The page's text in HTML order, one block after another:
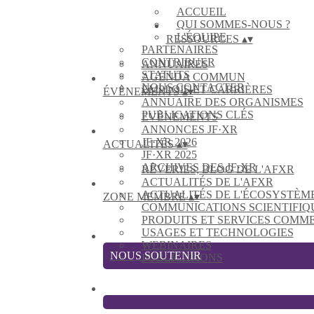
ACCUEIL
QUI SOMMES-NOUS ?
L'ÉQUIPE
PARTENAIRES
CONTRIBUER
STATUTS
NOUS CONTACTER
RESSOURCES ▴▾
ANNUAIRES
AGENDA COMMUN
EMPLOIS ET CARRIÈRES
ANNUAIRE DES ORGANISMES
PUBLICATIONS CLÉS
ÉVÈNEMENTS▴▾
EVÈNEMENTS
ANNONCES JF·XR
JF·XR 2026
JF·XR 2025
ARCHIVES DES JF·XR
ACTUALITÉS▴▾
RÊVERIES, BLOG DE L'AFXR
ACTUALITÉS DE L'AFXR
ACTUALITÉS DE
COMMUNICATIONS
PRODUITS ET SERVICES
USAGES ET TECHNOLOGIES
WEBINAIRES
PUBLICATIONS
ZONE MEMBRE▴▾
NOUS SOUTENIR